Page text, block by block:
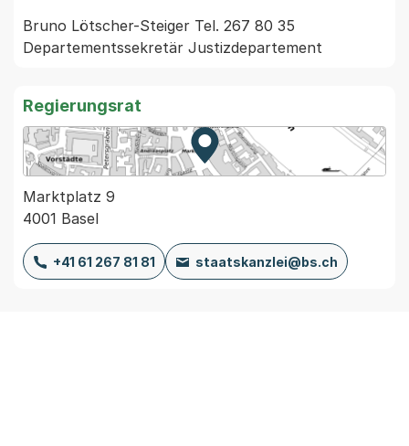
Bruno Lötscher-Steiger Tel. 267 80 35
Regierungsrat
Zur Karte von MapBS.
Externer Link, wird in einem
Marktplatz 9
4001 Basel
+41 61 267 81 81 staatskanzlei@bs.ch